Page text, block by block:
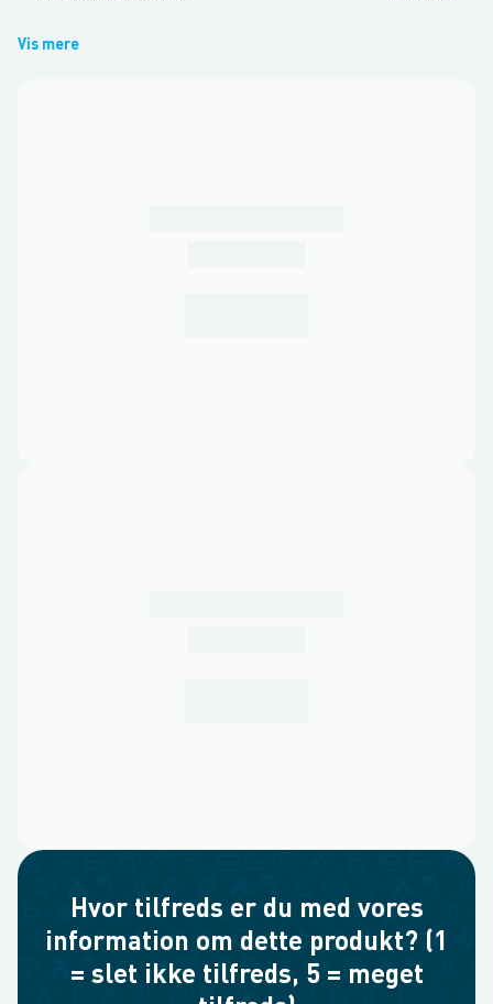
Vis mere
Hvor tilfreds er du med vores
information om dette produkt? (1
= slet ikke tilfreds, 5 = meget